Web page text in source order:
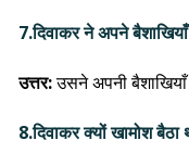
7.दिवाकर ने अपने
उत्तर:उसने अपनी
8.दिवाकर क्यों खामोश बैठा